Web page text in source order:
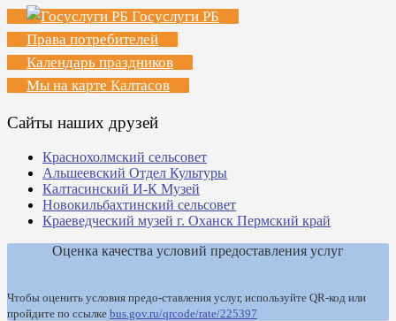
Госуслуги РБ
Права потребителей
Календарь праздников
Мы на карте Калтасов
Сайты наших друзей
Краснохолмский сельсовет
Альшеевский Отдел Культуры
Калтасинский И-К Музей
Новокильбахтинский сельсовет
Краеведческий музей г. Оханск Пермский край
Оценка качества условий предоставления услуг
Чтобы оценить условия предо-ставления услуг, используйте QR-код или
пройдите по ссылке bus.gov.ru/qrcode/rate/225397